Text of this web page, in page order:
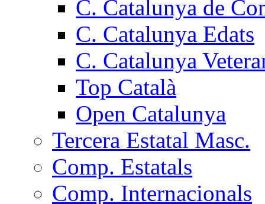
C. Catalunya de
C. Catalunya Edats
C. Catalunya
Top Català
Open Catalunya
Tercera Estatal Masc.
Comp. Estatals
Comp. Internacionals